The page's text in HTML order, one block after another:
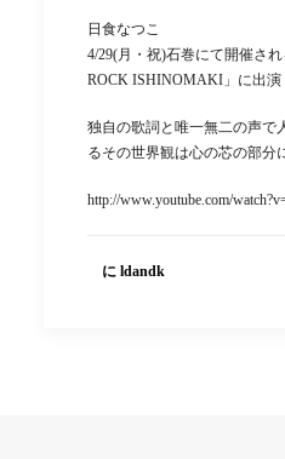
日食なつこ
4/29(月・祝)石巻にて開催さ
ROCK ISHINOMAKI」に出演
独自の歌詞と唯一無二の声で
るその世界観は心の芯の部分
http://www.youtube.com/
に ldandk